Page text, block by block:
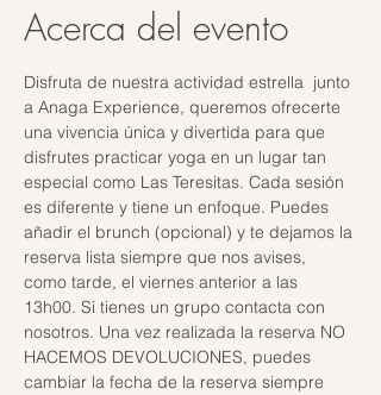
Acerca del evento
Disfruta de nuestra actividad estrella  junto
a Anaga Experience, queremos ofrecerte
una vivencia única y divertida para que
disfrutes practicar yoga en un lugar tan
especial como Las Teresitas. Cada sesión
es diferente y tiene un enfoque. Puedes
añadir el brunch (opcional) y te dejamos la
reserva lista siempre que nos avises,
como tarde, el viernes anterior a las
13h00. Si tienes un grupo contacta con
nosotros. Una vez realizada la reserva NO
HACEMOS DEVOLUCIONES, puedes
cambiar la fecha de la reserva siempre